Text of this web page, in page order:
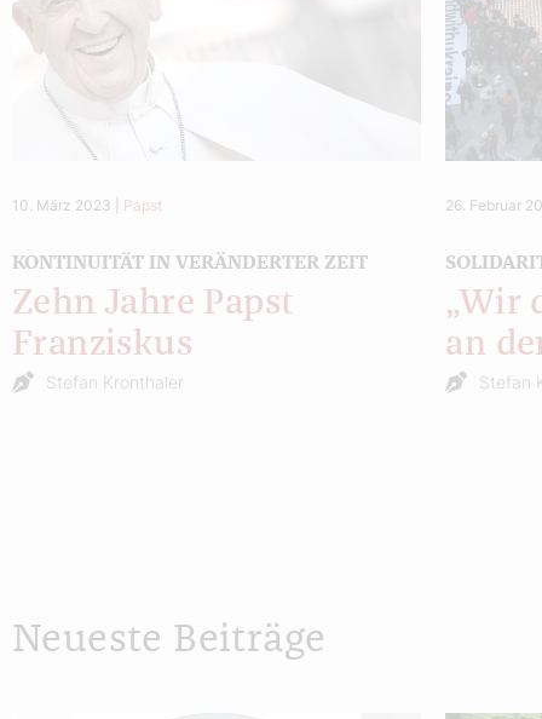
10. März 2023 Papst
KONTINUITÄT IN VERÄNDERTER ZEIT
Zehn Jahre Papst
Franziskus
Stefan Kronthaler
26. Februar
„Wir
an
Stefan
Neueste Beiträge